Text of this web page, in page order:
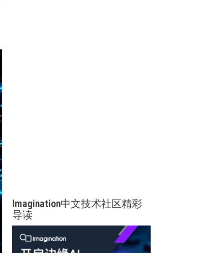
Imagination中文技术社区精彩
导读